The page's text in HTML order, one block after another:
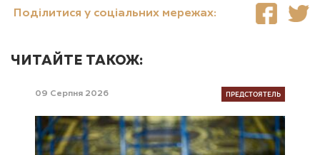
Поділитися у соціальних мережах:
ЧИТАЙТЕ ТАКОЖ:
09 Серпня 2026 ПРЕДСТОЯТЕЛЬ